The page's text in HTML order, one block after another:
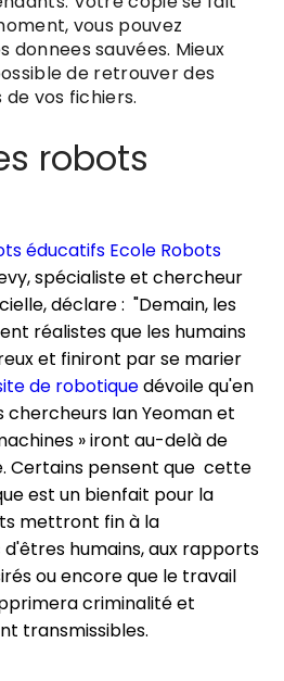
vous pouvez
sauvées. Mieux
de retrouver des
vos fichiers.
robots
éducatifs Ecole Robots
spécialiste et chercheur
déclare : "Demain, les
réalistes que les humains
et finiront par se marier
de robotiquedévoile qu'en
chercheurs Ian Yeoman et
» iront au-delà de
Certains pensent que cette
est un bienfait pour la
mettront fin à la
humains, aux rapports
ou encore que le travail
criminalité et
transmissibles.